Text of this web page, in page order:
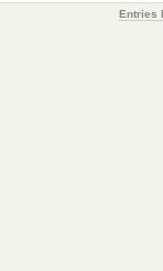
Entries